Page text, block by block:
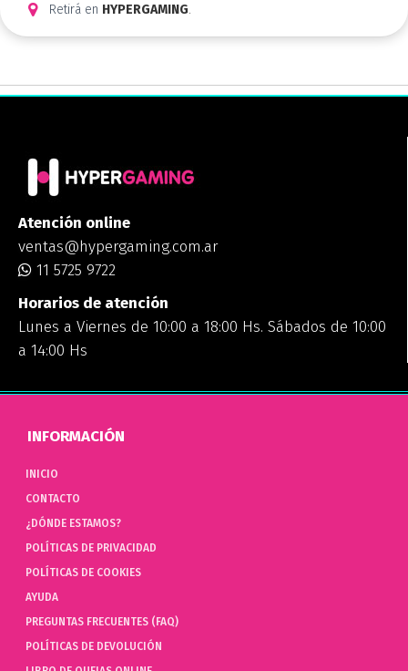
Retirá en HYPERGAMING.
Atención online
ventas@hypergaming.com.ar
11 5725 9722
Horarios de atención
Lunes a Viernes de 10:00 a 18:00 Hs. Sábados de 10:00
a 14:00 Hs
INFORMACIÓN
INICIO
CONTACTO
¿DÓNDE ESTAMOS?
POLÍTICAS DE PRIVACIDAD
POLÍTICAS DE COOKIES
AYUDA
PREGUNTAS FRECUENTES (FAQ)
POLÍTICAS DE DEVOLUCIÓN